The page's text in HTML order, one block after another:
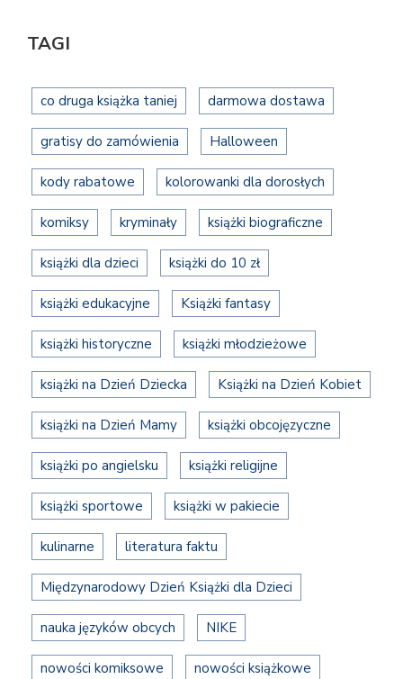
TAGI
co druga książka taniej darmowa dostawa
gratisy do zamówienia Halloween
kody rabatowe kolorowanki dla dorosłych
komiksy kryminały książki biograficzne
książki dla dzieci książki do 10 zł
książki edukacyjne Książki fantasy
książki historyczne książki młodzieżowe
książki na Dzień Dziecka Książki na Dzień Kobiet
książki na Dzień Mamy książki obcojęzyczne
książki po angielsku książki religijne
książki sportowe książki w pakiecie
kulinarne literatura faktu
Międzynarodowy Dzień Książki dla Dzieci
nauka języków obcych NIKE
nowości komiksowe nowości książkowe